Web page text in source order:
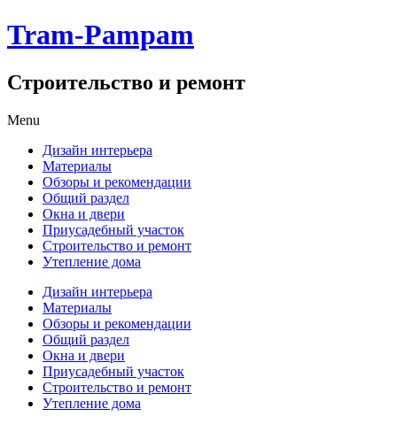
Tram-Pampam
Строительство и ремонт
Menu
content
Дизайн интерьера
Материалы
Обзоры и рекомендации
Общий раздел
Окна и двери
Приусадебный участок
Строительство и ремонт
Утепление дома
Дизайн интерьера
Материалы
Обзоры и рекомендации
Общий раздел
Окна и двери
Приусадебный участок
Строительство и ремонт
Утепление дома